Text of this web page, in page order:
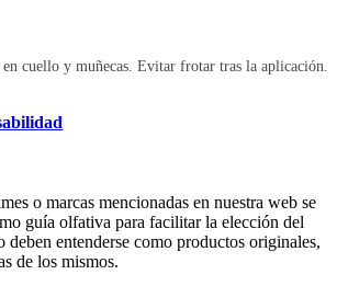
cuello y muñecas. Evitar frotar tras la aplicación.
o marcas mencionadas en nuestra web se
guía olfativa para facilitar la elección del
deben entenderse como productos originales,
de los mismos.